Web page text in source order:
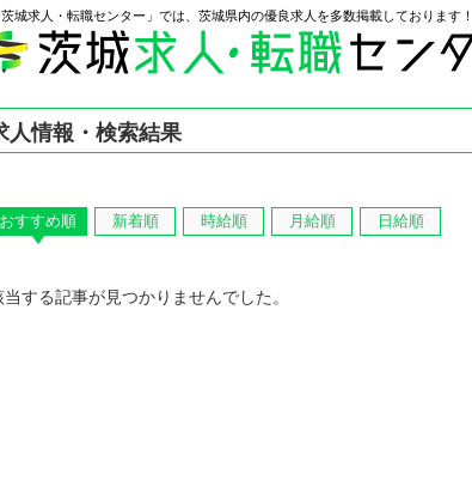
茨城求人・転職センター」では、茨城県内の優良求人を多数掲載しております！
人情報・検索結果
おすすめ順 新着順 時給順 月給順 日給順
当する記事が見つかりませんでした。